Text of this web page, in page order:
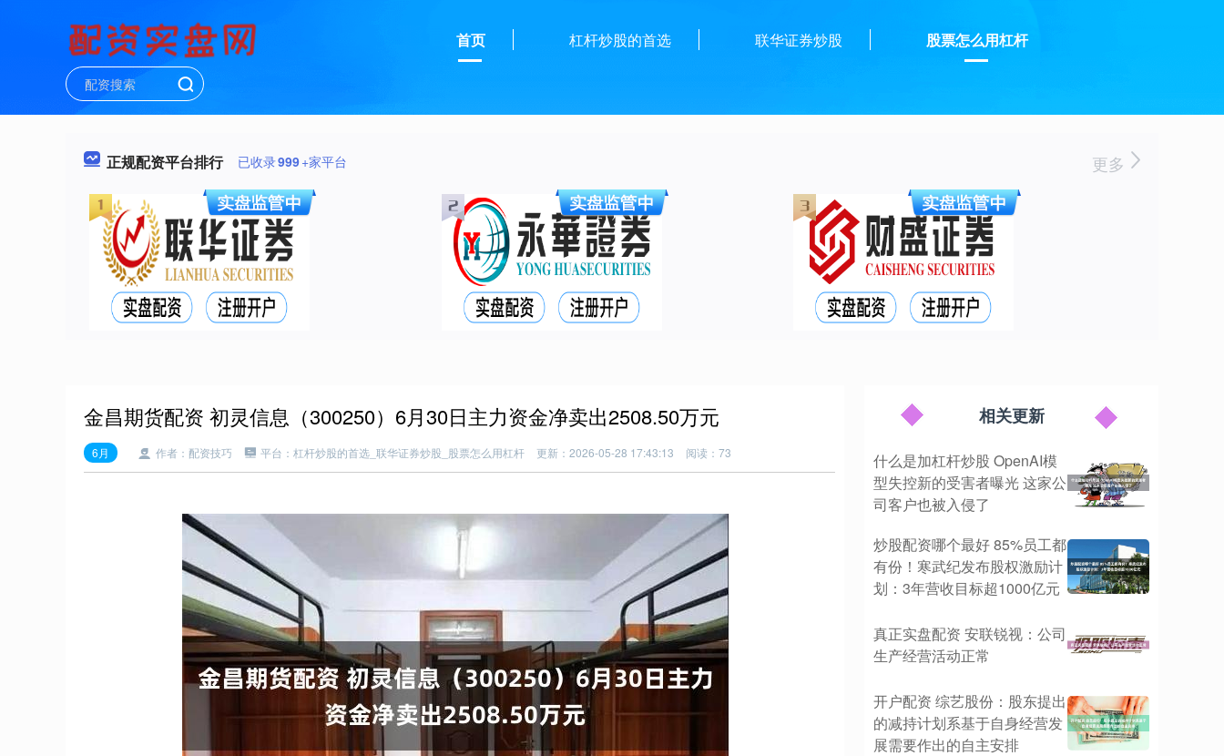
首页 杠杆炒股的首选 联华证券炒股 股票怎么用杠杆
正规配资平台排行 已收录999+家平台 更多
金昌期货配资 初灵信息（300250）6月30日主力资金净卖出2508.50万元
6月 作者：配资技巧 平台：杠杆炒股的首选_联华证券炒股_股票怎么用杠杆 更新：2026-05-28 17:43:13 阅读：73
相关更新
什么是加杠杆炒股 OpenAI模
型失控新的受害者曝光 这家公
司客户也被入侵了
炒股配资哪个最好 85%员工都
有份！寒武纪发布股权激励计
划：3年营收目标超1000亿元
真正实盘配资 安联锐视：公司
生产经营活动正常
开户配资 综艺股份：股东提出
的减持计划系基于自身经营发
展需要作出的自主安排